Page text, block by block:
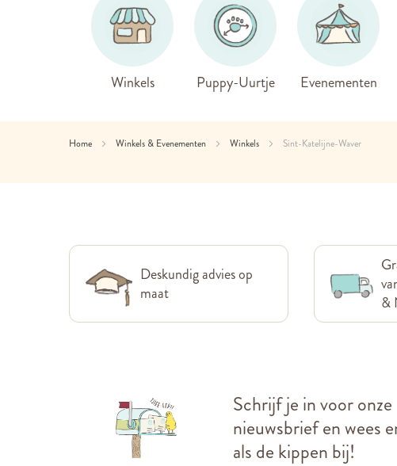
Winkels Puppy-Uurtje Evenementen
Home Winkels & Evenementen Winkels Sint-Katelijne-Waver
Deskundig advies op
maat
&
Schrijf je in voor onze
nieuwsbrief en wees
als de kippen bij!